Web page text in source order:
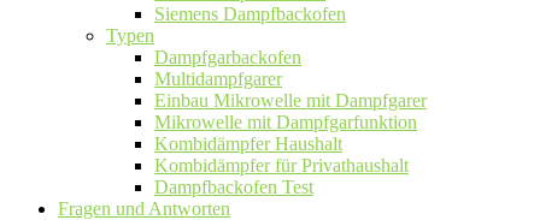
Siemens Dampfbackofen
Typen
Dampfgarbackofen
Multidampfgarer
Einbau Mikrowelle mit Dampfgarer
Mikrowelle mit Dampfgarfunktion
Kombidämpfer Haushalt
Kombidämpfer für Privathaushalt
Dampfbackofen Test
Fragen und Antworten